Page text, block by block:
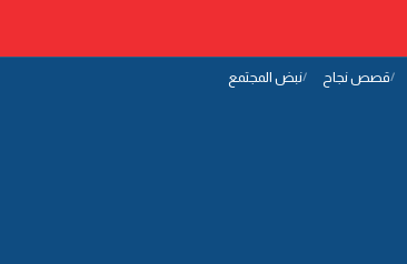
قصص نجاح نبض المجتمع